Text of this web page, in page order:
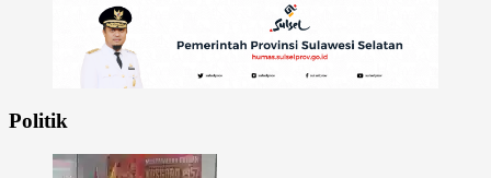
Politik